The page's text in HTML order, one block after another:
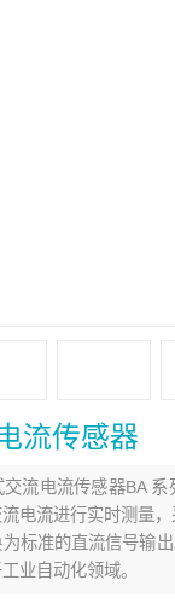
流传感器
交流电流传感器BA
电流进行实时测量
标准的直流信号输
业自动化领域。